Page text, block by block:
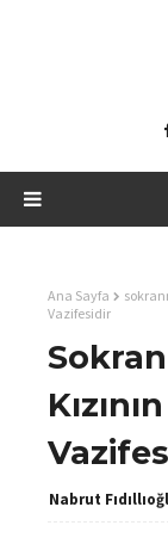
Ana Sayfa
Vazifesidir
Nabrut